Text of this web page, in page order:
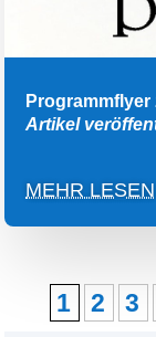
Programmflyer
Artikel
MEHR LESEN
1
2 3